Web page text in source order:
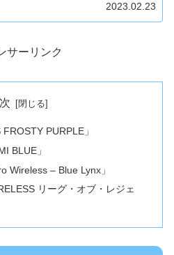
2023.02.23
サーリンク
PURPLE」
BLUE」
Wireless – Blue Lynx」
リーグ・オブ・レジェ